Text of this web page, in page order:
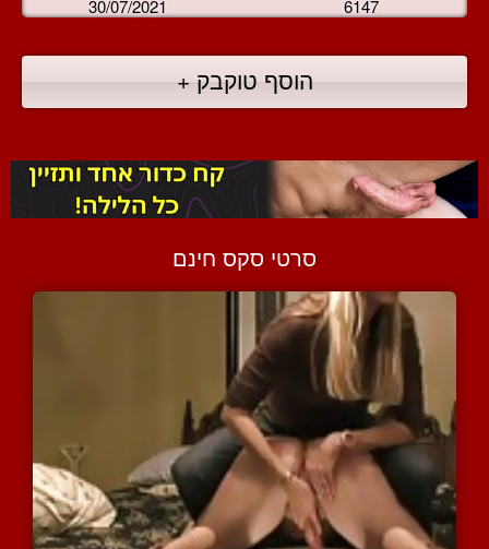
30/07/2021 6147
הוסף טוקבק +
סרטי סקס חינם